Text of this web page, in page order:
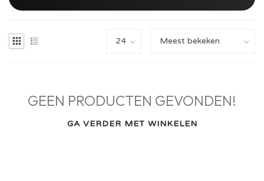
GEEN PRODUCTEN GEVONDEN!
GA VERDER MET WINKELEN